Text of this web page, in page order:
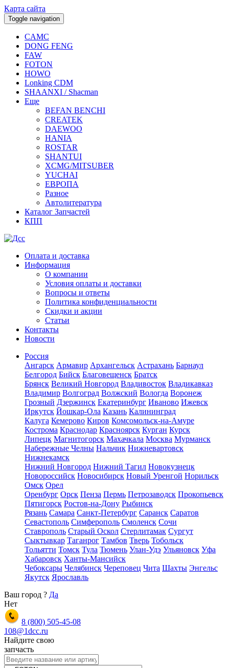
Карта сайта
Toggle navigation
CAMC
DONG FENG
FAW
FOTON
HOWO
Lonking CDM
SHAANXI / Shacman
Еще
BEFAN BENCHI
CREATEK
DAEWOO
HANIA
ROSTAR
SHANTUI
XCMG/MITSUBER
YUCHAI
ЕВРОПА
Разное
Aвтолитература
Каталог Запчастей
КПП
Оплата и доставка
Информация
О компании
Условия оплаты и доставки
Вопросы и ответы
Политика конфиденциальности
Скидки и акции
Статьи
Контакты
Новости
Россия
Ангарск Армавир Архангельск Астрахань Барнаул
Белгород Бийск Благовещенск Братск
Брянск Великий Новгород Владивосток Владикавказ
Владимир Волгоград Волжский Вологда Воронеж
Грозный Дзержинск Екатеринбург Иваново Ижевск
Иркутск Йошкар-Ола Казань Калининград
Калуга Кемерово Киров Комсомольск-на-Амуре
Кострома Краснодар Красноярск Курган Курск
Липецк Магнитогорск Махачкала Москва Мурманск
Набережные Челны Нальчик Нижневартовск
Нижнекамск
Нижний Новгород Нижний Тагил Новокузнецк
Новороссийск Новосибирск Новый Уренгой Норильск
Омск Орел
Оренбург Орск Пенза Пермь Петрозаводск Прокопьевск
Пятигорск Ростов-на-Дону Рыбинск
Рязань Самара Санкт-Петербург Саранск Саратов
Севастополь Симферополь Смоленск Сочи
Ставрополь Старый Оскол Стерлитамак Сургут
Сыктывкар Таганрог Тамбов Тверь Тобольск
Тольятти Томск Тула Тюмень Улан-Удэ Ульяновск Уфа
Хабаровск Ханты-Мансийск
Чебоксары Челябинск Череповец Чита Шахты Энгельс
Якутск Ярославль
Ваш город ? Да
Нет
8 (800) 505-45-08
108@1dcc.ru
Найдите свою
запчасть